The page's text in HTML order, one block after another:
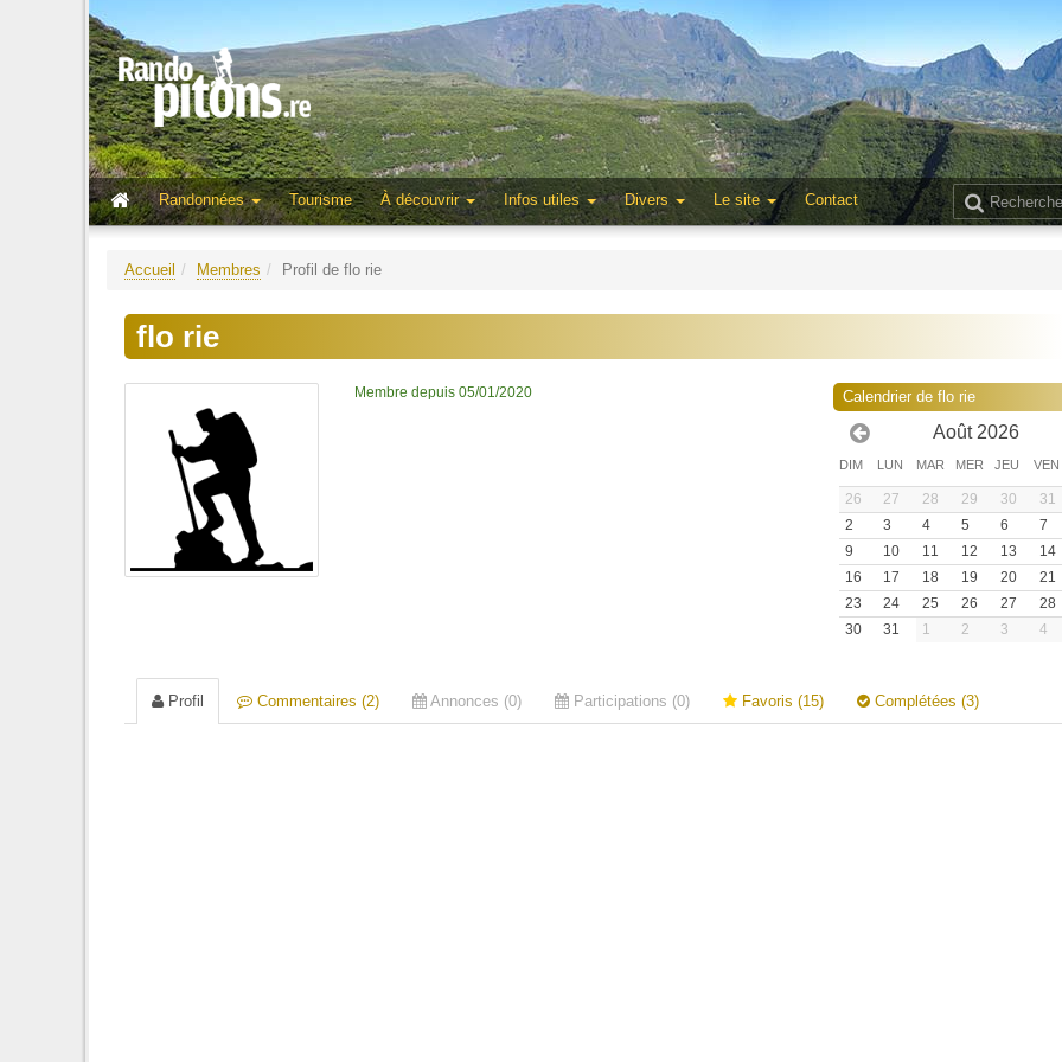
Randonnées
Tourisme À découvrir Infos utiles Divers Le site Contact
Accueil Membres Profil de flo rie
flo rie
Membre depuis 05/01/2020 Calendrier de flo rie
Août 2026
DIM LUN MAR MER JEU VEN
26 27 28 29 30 31
2
3 4 5 6 7
9
10 11 12 13 14
16
17 18 19 20 21
23
24 25 26 27 28
30
31 1 2 3 4
Profil Commentaires (2) Annonces (0) Participations (0) Favoris (15) Complétées (3)